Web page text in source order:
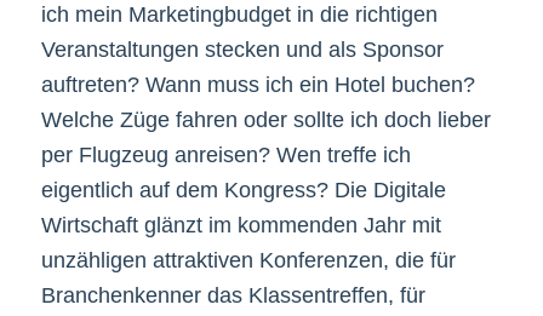
ich mein Marketingbudget in die richtigen
Veranstaltungen stecken und als Sponsor
auftreten? Wann muss ich ein Hotel buchen?
Welche Züge fahren oder sollte ich doch lieber
per Flugzeug anreisen? Wen treffe ich
eigentlich auf dem Kongress? Die Digitale
Wirtschaft glänzt im kommenden Jahr mit
unzähligen attraktiven Konferenzen, die für
Branchenkenner das Klassentreffen, für